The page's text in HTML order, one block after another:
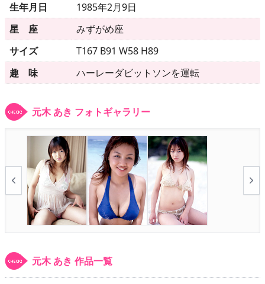
▶発売中
▶新作
▶ 次回作
▶発売年月日
ご利用ガイド
▶更新情報
▶個人情報保護について
▶ よくあるご質問
生年月日
1985年2月9日
星 座
みずがめ座
サイズ
T167 B91 W58 H89
趣 味
ハーレーダビットソンを運転
元木 あき フォトギャラリー
元木 あき 作品一覧